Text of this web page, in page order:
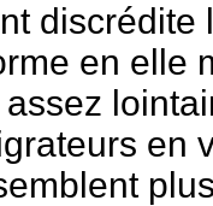
discrédite
en elle
en